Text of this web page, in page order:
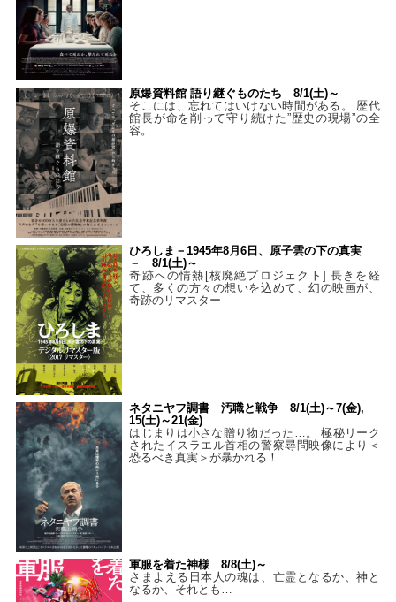
原爆資料館 語り継ぐものたち 8/1(土)～
そこには、忘れてはいけない時間がある。 歴代
館長が命を削って守り続けた”歴史の現場”の全
容。
ひろしま－1945年8月6日、原子雲の下の真実
－ 8/1(土)～
奇跡への情熱[核廃絶プロジェクト] 長きを経
て、多くの方々の想いを込めて、幻の映画が、
奇跡のリマスター
ネタニヤフ調書 汚職と戦争 8/1(土)～7(金),
15(土)～21(金)
はじまりは小さな贈り物だった…。 極秘リーク
されたイスラエル首相の警察尋問映像により＜
恐るべき真実＞が暴かれる！
軍服を着た神様 8/8(土)～
さまよえる日本人の魂は、亡霊となるか、神と
なるか、それとも…